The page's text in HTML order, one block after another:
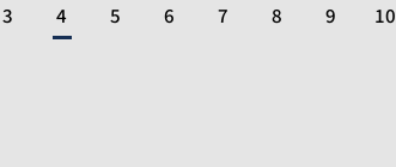
3 4 5 6 7 8 9 10